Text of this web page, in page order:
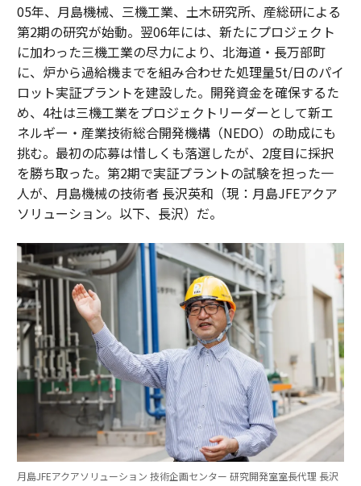
05年、月島機械、三機工業、土木研究所、産総研による
第2期の研究が始動。翌06年には、新たにプロジェクト
に加わった三機工業の尽力により、北海道・長万部町
に、炉から過給機までを組み合わせた処理量5t/日のパイ
ロット実証プラントを建設した。開発資金を確保するた
め、4社は三機工業をプロジェクトリーダーとして新エ
ネルギー・産業技術総合開発機構（NEDO）の助成にも
挑む。最初の応募は惜しくも落選したが、2度目に採択
を勝ち取った。第2期で実証プラントの試験を担った一
人が、月島機械の技術者 長沢英和（現：月島JFEアクア
ソリューション。以下、長沢）だ。
月島JFEアクアソリューション 技術企画センター 研究開発室室長代理 長沢